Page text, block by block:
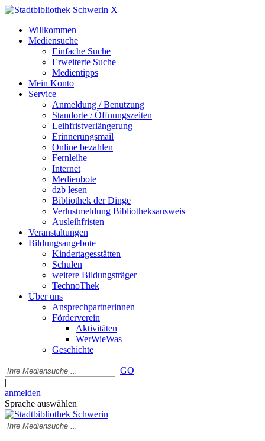
X
Willkommen
Mediensuche
Einfache Suche
Erweiterte Suche
Medientipps
Mein Konto
Service
Anmeldung / Benutzung
Standorte / Öffnungszeiten
Leihfristverlängerung
Erinnerungsmail
Online bezahlen
Fernleihe
Internet
Medienbote
dzb lesen
Bibliothek der Dinge
Verlustmeldung Bibliotheksausweis
Ausleihfristen
Veranstaltungen
Bildungsangebote
Kindertagesstätten
Schulen
weitere Bildungsträger
TechnoThek
Über uns
Ansprechpartnerinnen
Förderverein
Aktivitäten
WerWieWas
Geschichte
GO
|
anmelden
Sprache auswählen